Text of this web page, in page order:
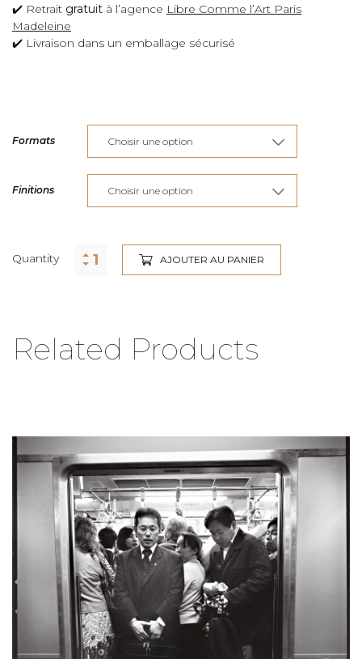
✔️ Retrait gratuit à l’agence Libre Comme l’Art Paris
Madeleine
✔️ Livraison dans un emballage sécurisé
Formats
Finitions
Quantity AJOUTER AU PANIER
Related Products